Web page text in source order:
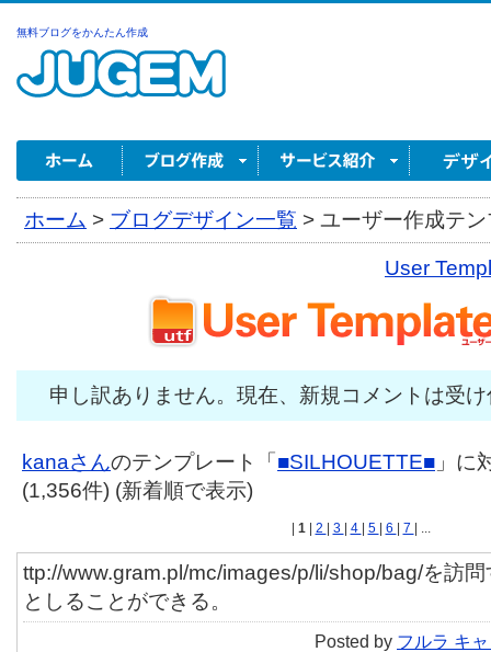
無料ブログをかんたん作成
ホーム > ブログデザイン一覧 > ユーザー作成テ
User
申し訳ありません。現在、新規コメントは受
kanaさんのテンプレート「 ■SILHOUETTE■ 」に
(1,356件) (新着順で表示)
1 2 3 4 5 6 7 | ...
ttp://www.gram.pl/mc/images/p/li/shop/bag/を訪
としることができる。
Posted by フルラ キ